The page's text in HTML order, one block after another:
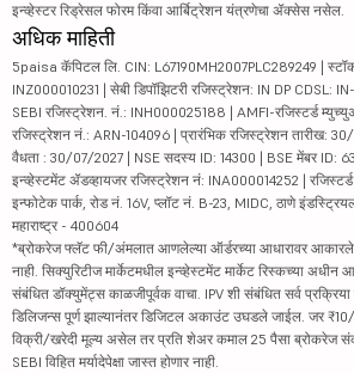
इन्व्हेस्टर रिड्रेसल फोरम किंवा आर्बिट्रेशन यंत्रणेचा ॲक्सेस नसेल.
अधिक माहिती
5paisa कॅपिटल लि. CIN: L67190MH2007PLC289249 |
INZ000010231 | सेबी डिपॉझिटरी रजिस्ट्रेशन: IN DP CDSL:
SEBI रजिस्ट्रेशन. नं.: INH000025188 | AMFI-रजिस्टर्ड
रजिस्ट्रेशन नं.: ARN-104096 | प्रारंभिक रजिस्ट्रेशन तारीख:
वैधता : 30/07/2027 | NSE सदस्य ID: 14300 | BSE मेंबर ID:
इन्व्हेस्टमेंट ॲडव्हायजर रजिस्ट्रेशन नं: INA000014252 |
इन्फोटेक पार्क, रोड नं. 16V, प्लॉट नं. B-23, MIDC, ठाणे
महाराष्ट्र - 400604
*ब्रोकरेज फ्लॅट फी/अंमलात आणलेल्या ऑर्डरच्या आधारावर आकारले
नाही. सिक्युरिटीज मार्केटमधील इन्व्हेस्टमेंट मार्केट रिस्कच्या अधीन
संबंधित डॉक्युमेंट्स काळजीपूर्वक वाचा. IPV शी संबंधित सर्व
डिलिजन्स पूर्ण झाल्यानंतर डिजिटल अकाउंट उघडले जाईल. जर
विक्री/खरेदी मूल्य असेल तर प्रति शेअर कमाल 25 पैसा
SEBI विहित मर्यादेपेक्षा जास्त होणार नाही.